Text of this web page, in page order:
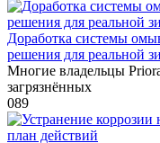
Доработка системы
решения для реальной
Многие владельцы
загрязнённых
089